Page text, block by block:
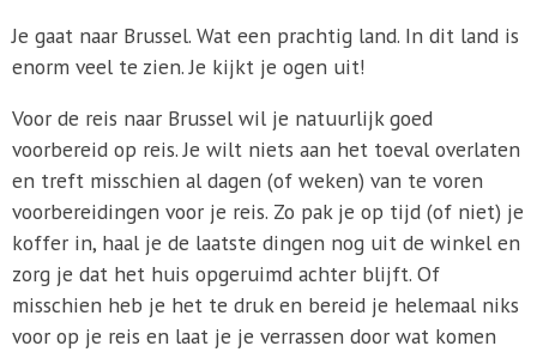
Je gaat naar Brussel. Wat een prachtig land. In dit land is
enorm veel te zien. Je kijkt je ogen uit!
Voor de reis naar Brussel wil je natuurlijk goed
voorbereid op reis. Je wilt niets aan het toeval overlaten
en treft misschien al dagen (of weken) van te voren
voorbereidingen voor je reis. Zo pak je op tijd (of niet) je
koffer in, haal je de laatste dingen nog uit de winkel en
zorg je dat het huis opgeruimd achter blijft. Of
misschien heb je het te druk en bereid je helemaal niks
voor op je reis en laat je je verrassen door wat komen